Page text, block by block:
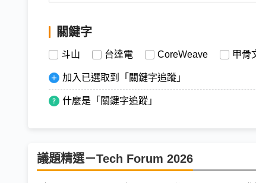
關鍵字
斗山 台達電 CoreWeave 甲骨
加入已選取到「關鍵字追蹤」
什麼是「關鍵字追蹤」
議題精選－Tech Forum 2026